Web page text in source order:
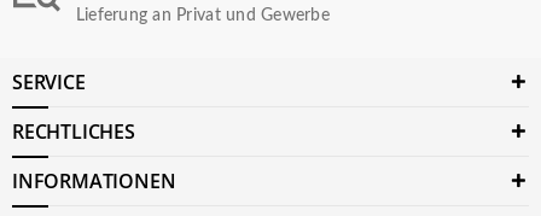
Lieferung an Privat und Gewerbe
SERVICE
RECHTLICHES
INFORMATIONEN